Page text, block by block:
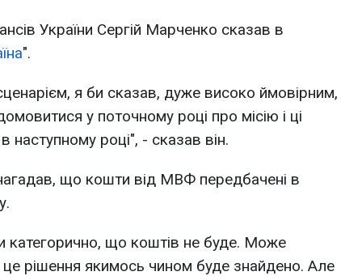
України Сергій Марченко сказав в
".
я би сказав, дуже високо ймовірним,
у поточному році про місію і ці
наступному році", - сказав він.
що кошти від МВФ передбачені в
категорично, що коштів не буде. Може
рішення якимось чином буде знайдено. Але